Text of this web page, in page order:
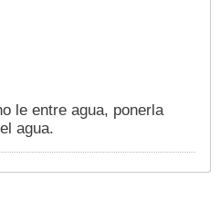
le entre agua, ponerla
agua.